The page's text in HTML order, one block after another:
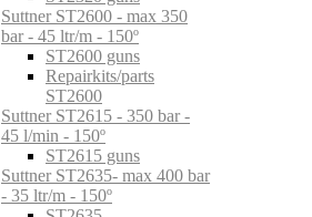
Suttner ST2600 - max 350
bar - 45 ltr/m - 150º
ST2600 guns
Repairkits/parts
ST2600
Suttner ST2615 - 350 bar -
45 l/min - 150º
ST2615 guns
Suttner ST2635- max 400 bar
- 35 ltr/m - 150º